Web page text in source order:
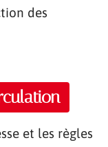
des
et les règles